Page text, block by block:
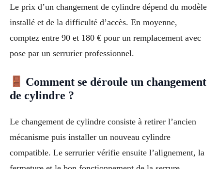
Le prix d’un changement de cylindre dépend du modèle
installé et de la difficulté d’accès. En moyenne,
comptez entre 90 et 180 € pour un remplacement avec
pose par un serrurier professionnel.
Comment se déroule un changement
de cylindre ?
Le changement de cylindre consiste à retirer l’ancien
mécanisme puis installer un nouveau cylindre
compatible. Le serrurier vérifie ensuite l’alignement, la